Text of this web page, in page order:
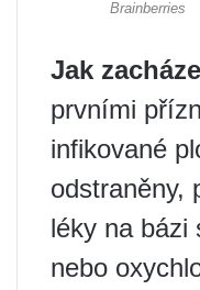
Jak
prvními
infikované
odstraněny,
léky na bázi
nebo